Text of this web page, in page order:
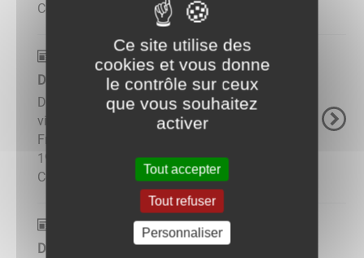
Comment participer : 1- ...
Actualités
Don du sang - Vendredi 11 octobre
Donner son sang, c'est 1 heure qui sauvera 3
vies. VENDREDI 11 OCTOBRE, l'établissement
Français du Sang (EFS) vous reçoit de 16h à
19h à la salle des fêtes (29 rue des Écoles).
Comment participer : ...
Don du sang - Vendredi 20 décembre
Ce site utilise des
cookies et vous donne
le contrôle sur ceux
que vous souhaitez
activer
Tout accepter
Tout refuser
Personnaliser